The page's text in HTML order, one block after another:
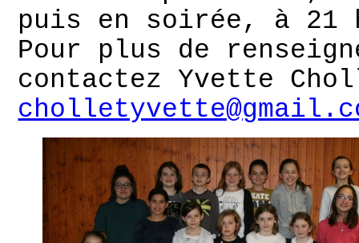
puis en soirée, à 21
Pour plus de
contactez Yvette